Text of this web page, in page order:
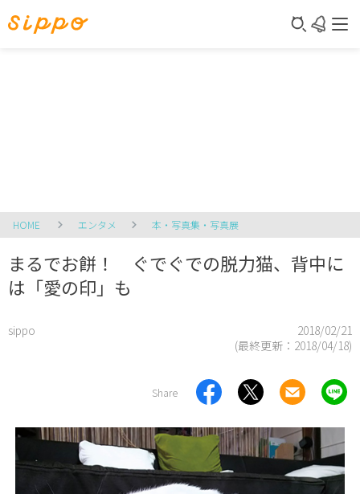
HOME エンタメ 本・写真集・写真展
まるでお餅！ ぐでぐでの脱力猫、背中に
は「愛の印」も
sippo
2018/02/21
(最終更新： 2018/04/18)
Share